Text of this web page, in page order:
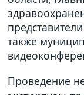
также
Проведение